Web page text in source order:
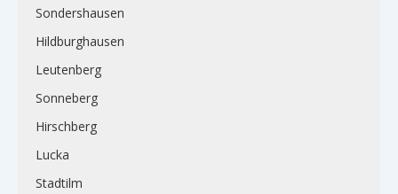
Sondershausen
Hildburghausen
Leutenberg
Sonneberg
Hirschberg
Lucka
Stadtilm